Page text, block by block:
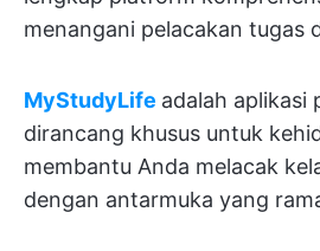
menangani pelacakan tugas
MyStudyLife adalah aplikasi
dirancang khusus untuk
membantu Anda melacak
dengan antarmuka yang